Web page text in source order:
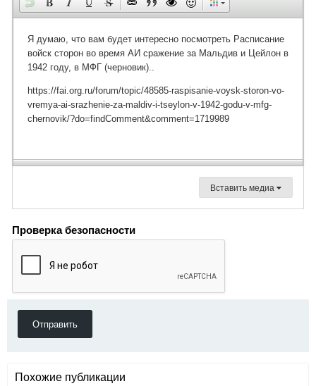
Вставить медиа
Проверка безопасности
Отправить
Похожие публикации